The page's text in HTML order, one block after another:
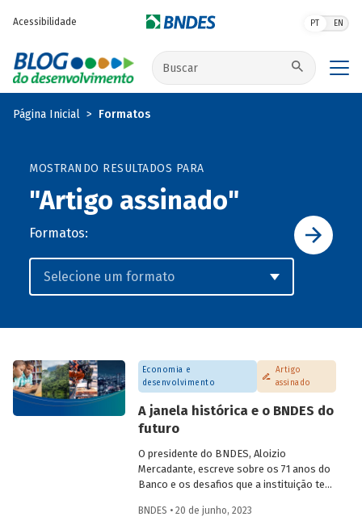
Acessibilidade PT EN
Buscar no site
Página Inicial Formatos
MOSTRANDO RESULTADOS PARA
"Artigo assinado"
Formatos:
Economia e
desenvolvimento
Artigo
assinado
A janela histórica e o BNDES do
futuro
O presidente do BNDES, Aloizio
Mercadante, escreve sobre os 71 anos do
Banco e os desafios que a instituição tem
veiculado no jornal O Globo e publicado
BNDES • 20 de junho, 2023